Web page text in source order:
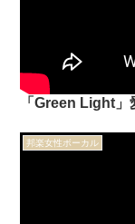
「Green Light」
邦楽女性ボーカル